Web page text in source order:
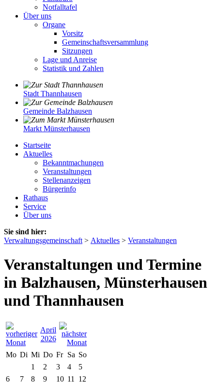
Notfalltafel
Über uns
Organe
Vorsitz
Gemeinschaftsversammlung
Sitzungen
Lage und Anreise
Statistik und Zahlen
Stadt Thannhausen
Gemeinde Balzhausen
Markt Münsterhausen
Startseite
Aktuelles
Bekanntmachungen
Veranstaltungen
Stellenanzeigen
Bürgerinfo
Rathaus
Service
Über uns
Sie sind hier:
Verwaltungsgemeinschaft > Aktuelles > Veranstaltungen
Veranstaltungen und Termine
in Balzhausen, Münsterhausen
und Thannhausen
April
2026
Mo Di Mi Do Fr Sa So
1
2 3 4
5
6
7 8 9 10 11
12